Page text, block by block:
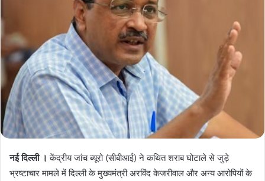
नई दिल्ली । केंद्रीय जांच ब्यूरो (सीबीआई) ने कथित शराब घोटाले से जुड़े
भ्रष्टाचार मामले में दिल्ली के मुख्यमंत्री अरविंद केजरीवाल और अन्य आरोपियों के